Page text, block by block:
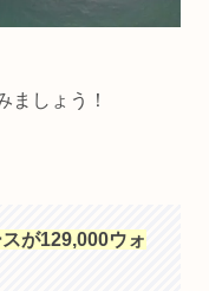
ましょう！
スが129,000ウォ